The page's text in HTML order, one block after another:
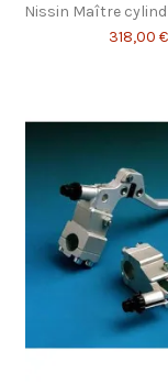
Nissin Maître
318,00 €